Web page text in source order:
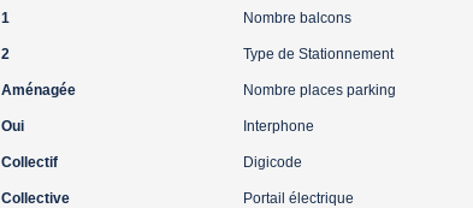
1
2
Aménagée
Oui
Collectif
Collective
Nombre balcons
Type de Stationnement
Nombre places parking
Interphone
Digicode
Portail électrique